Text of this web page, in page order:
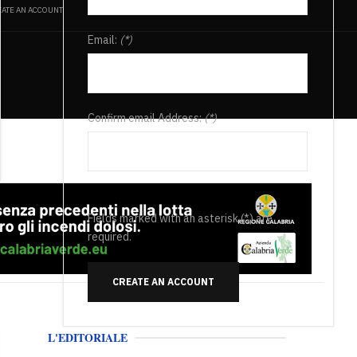
AN ACCOUNT
Email: (*)
Confirm email Address:(*)
Fields marked with an asterisk (*) are
required.
CREATE AN ACCOUNT
L'EDITORIALE